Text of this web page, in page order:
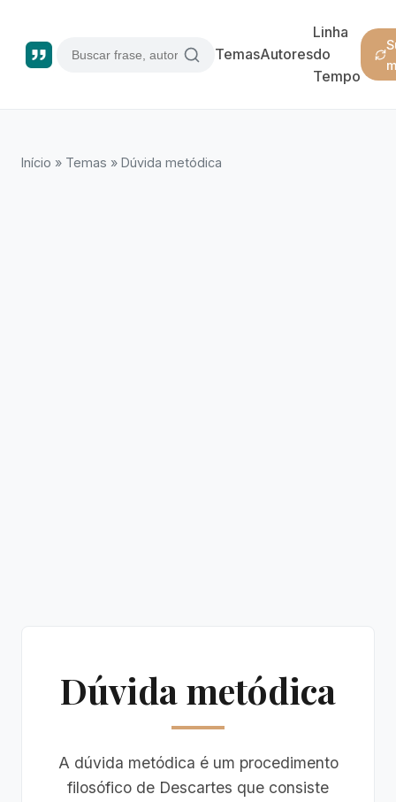
TemasAutores
Linha
do
Tempo
Início » Temas » Dúvida metódica
Dúvida metódica
A dúvida metódica é um procedimento
filosófico de Descartes que consiste